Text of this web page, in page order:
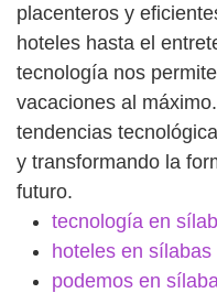
placenteros y
hoteles hasta el
tecnología nos
vacaciones al
tendencias
y transformando la
futuro.
tecnología en
hoteles en sílabas
podemos en